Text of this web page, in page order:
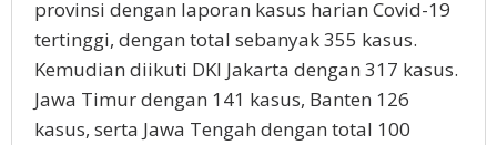
provinsi dengan laporan kasus harian Covid-19
tertinggi, dengan total sebanyak 355 kasus.
Kemudian diikuti DKI Jakarta dengan 317 kasus.
Jawa Timur dengan 141 kasus, Banten 126
kasus, serta Jawa Tengah dengan total 100